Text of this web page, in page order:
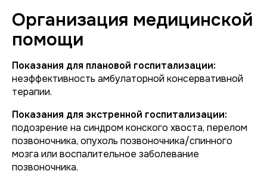
Организация медицинской
помощи
Показания для плановой госпитализации:
неэффективность амбулаторной консервативной
терапии.
Показания для экстренной госпитализации:
подозрение на синдром конского хвоста, перелом
позвоночника, опухоль позвоночника/спинного
мозга или воспалительное заболевание
позвоночника.